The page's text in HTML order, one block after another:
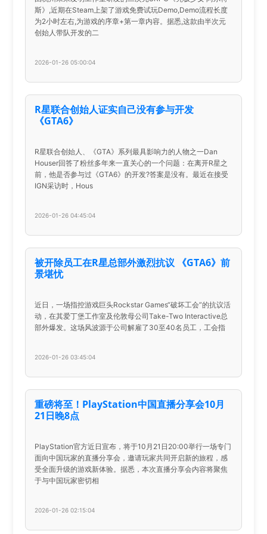
斯》,近期在Steam上架了游戏免费试玩Demo,Demo流程长度
为2小时左右,为游戏的序章+第一章内容。据悉,这款由半次元
创始人带队开发的二
2026-01-26 05:00:04
R星联合创始人证实自己没有参与开发
《GTA6》
R星联合创始人、《GTA》系列最具影响力的人物之一Dan
Houser回答了粉丝多年来一直关心的一个问题：在离开R星之
前，他是否参与过《GTA6》的开发?答案是没有。最近在接受
IGN采访时，Hous
2026-01-26 04:45:04
被开除员工在R星总部外激烈抗议 《GTA6》前
景堪忧
近日，一场指控游戏巨头Rockstar Games“破坏工会”的抗议活
动，在其爱丁堡工作室及伦敦母公司Take-Two Interactive总
部外爆发。这场风波源于公司解雇了30至40名员工，工会指
2026-01-26 03:45:04
重磅将至！PlayStation中国直播分享会10月
21日晚8点
PlayStation官方近日宣布，将于10月21日20:00举行一场专门
面向中国玩家的直播分享会，邀请玩家共同开启新的旅程，感
受全面升级的游戏新体验。据悉，本次直播分享会内容将聚焦
于与中国玩家密切相
2026-01-26 02:15:04